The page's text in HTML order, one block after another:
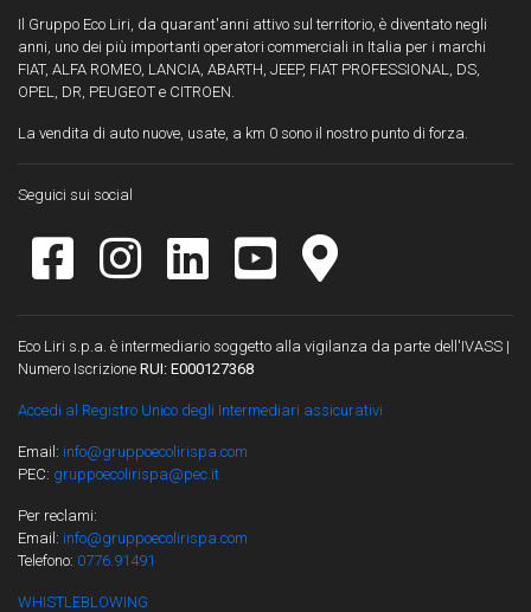
Il Gruppo Eco Liri, da quarant'anni attivo sul territorio, è diventato negli
anni, uno dei più importanti operatori commerciali in Italia per i marchi
FIAT, ALFA ROMEO, LANCIA, ABARTH, JEEP, FIAT PROFESSIONAL, DS,
OPEL, DR, PEUGEOT e CITROEN.
La vendita di auto nuove, usate, a km 0 sono il nostro punto di forza.
Seguici sui social
Eco Liri s.p.a. è intermediario soggetto alla vigilanza da parte dell'IVASS |
Numero Iscrizione RUI: E000127368
Accedi al Registro Unico degli Intermediari assicurativi
Email: info@gruppoecolirispa.com
PEC: gruppoecolirispa@pec.it
Per reclami:
Email: info@gruppoecolirispa.com
Telefono: 0776.91491
WHISTLEBLOWING